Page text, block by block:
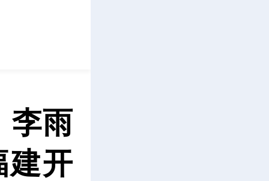
李雨
建开